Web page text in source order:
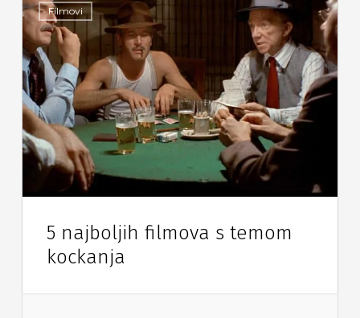
Filmovi
5 najboljih filmova s temom
kockanja